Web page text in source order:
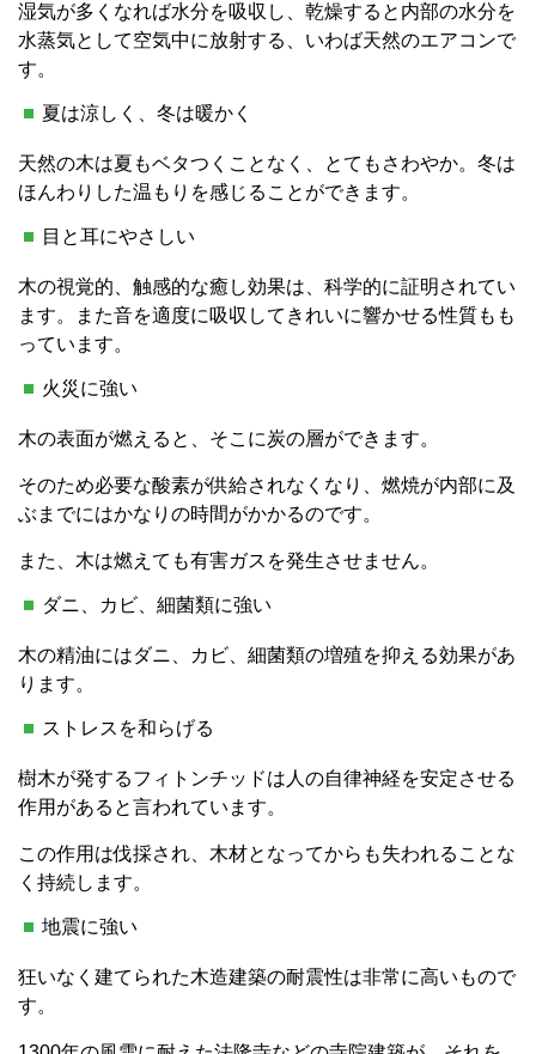
湿気が多くなれば水分を吸収し、乾燥すると内部の水分を
水蒸気として空気中に放射する、いわば天然のエアコンで
す。
夏は涼しく、冬は暖かく
天然の木は夏もベタつくことなく、とてもさわやか。冬は
ほんわりした温もりを感じることができます。
目と耳にやさしい
木の視覚的、触感的な癒し効果は、科学的に証明されてい
ます。また音を適度に吸収してきれいに響かせる性質もも
っています。
火災に強い
木の表面が燃えると、そこに炭の層ができます。
そのため必要な酸素が供給されなくなり、燃焼が内部に及
ぶまでにはかなりの時間がかかるのです。
また、木は燃えても有害ガスを発生させません。
ダニ、カビ、細菌類に強い
木の精油にはダニ、カビ、細菌類の増殖を抑える効果があ
ります。
ストレスを和らげる
樹木が発するフィトンチッドは人の自律神経を安定させる
作用があると言われています。
この作用は伐採され、木材となってからも失われることな
く持続します。
地震に強い
狂いなく建てられた木造建築の耐震性は非常に高いもので
す。